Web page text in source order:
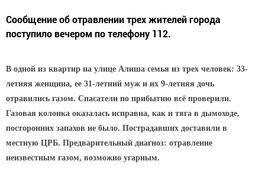
Сообщение об отравлении трех жителей города
поступило вечером по телефону 112.
В одной из квартир на улице Алиша семья из трех человек: 33-
летняя женщина, ее 31-летний муж и их 9-летняя дочь
отравились газом. Спасатели по прибытию всё проверили.
Газовая колонка оказалась исправна, как и тяга в дымоходе,
посторонних запахов не было. Пострадавших доставили в
местную ЦРБ. Предварительный диагноз: отравление
неизвестным газом, возможно угарным.